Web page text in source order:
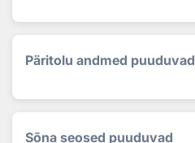
Päritolu andmed puuduvad
Sõna seosed puuduvad